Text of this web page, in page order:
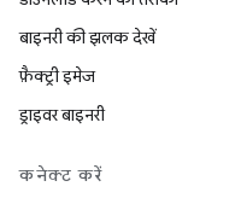
बाइनरी की झलक देखें
फ़ैक्ट्री इमेज
ड्राइवर बाइनरी
कनेक्ट करें